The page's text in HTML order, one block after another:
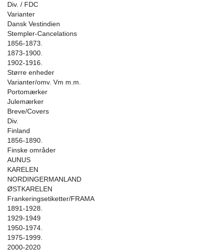
Div. / FDC
Varianter
Dansk Vestindien
Stempler-Cancelations
1856-1873.
1873-1900.
1902-1916.
Større enheder
Varianter/omv. Vm m.m.
Portomærker
Julemærker
Breve/Covers
Div.
Finland
1856-1890.
Finske områder
AUNUS
KARELEN
NORDINGERMANLAND
ØSTKARELEN
Frankeringsetiketter/FRAMA
1891-1928.
1929-1949
1950-1974.
1975-1999.
2000-2020